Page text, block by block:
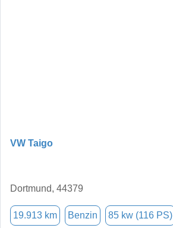
VW Taigo
Dortmund, 44379
19.913 km Benzin 85 kw (116 PS)